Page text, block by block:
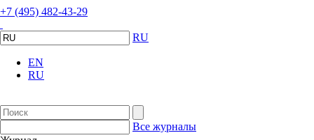
+7 (495) 482-43-29
RU
EN
RU
Все журналы